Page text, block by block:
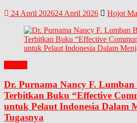
24 April 202624 April 2026 Hojot
Dr. Purnama Nancy F.
Terbitkan Buku “Effective
untuk Pelaut Indonesia Dalam
Tugasnya